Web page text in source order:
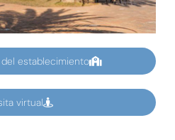
establecimiento
virtual